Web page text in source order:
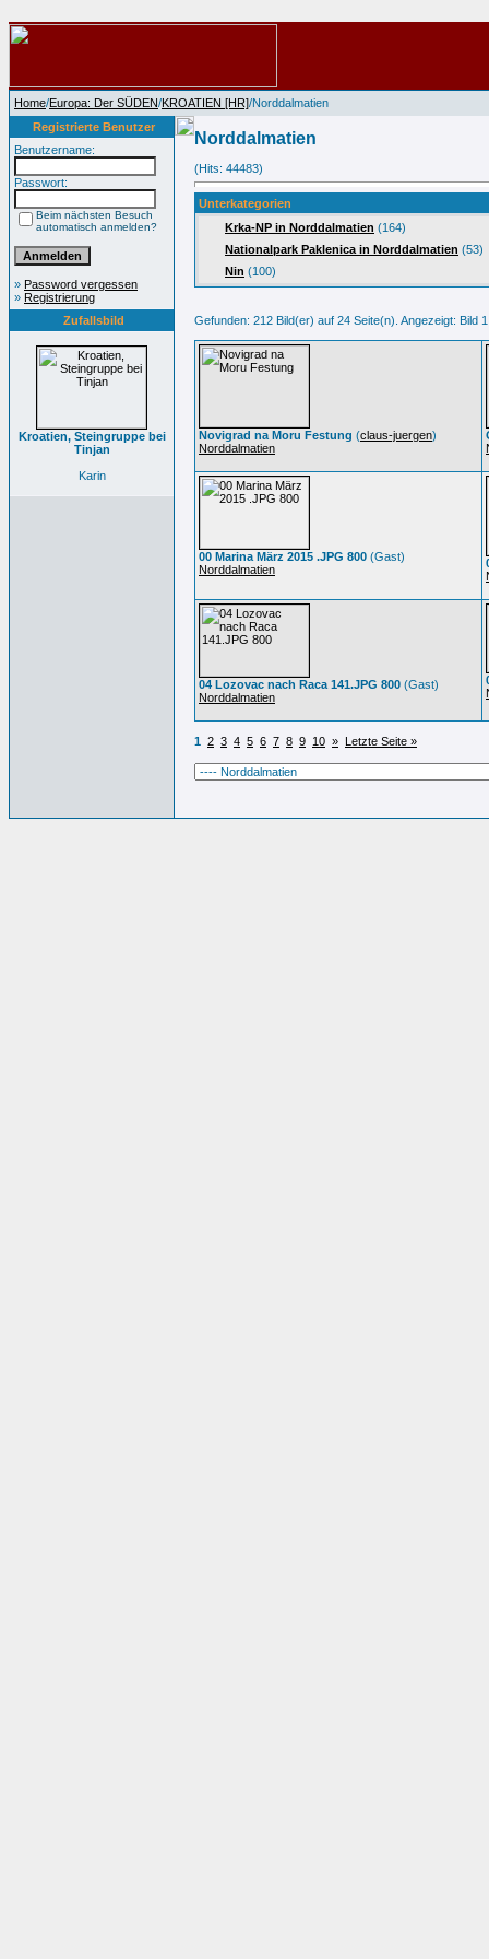
Home/Europa: Der SÜDEN/KROATIEN [HR]/Norddalmatien
Registrierte Benutzer
Benutzername:
Passwort:
Beim nächsten Besuch
automatisch anmelden?
» Password vergessen
» Registrierung
Zufallsbild
Kroatien, Steingruppe bei
Tinjan
Karin
Norddalmatien
(Hits: 44483)
Unterkategorien
Krka-NP in Norddalmatien (164)
Nationalpark Paklenica in Norddalmatien (53)
Nin (100)
Gefunden: 212 Bild(er) auf 24 Seite(n). Angezeigt: Bild
Novigrad na Moru Festung (claus-juergen)
Norddalmatien
00 Marina März 2015 .JPG 800 (Gast)
Norddalmatien
04 Lozovac nach Raca 141.JPG 800 (Gast)
Norddalmatien
1 2 3 4 5 6 7 8 9 10 » Letzte Seite »